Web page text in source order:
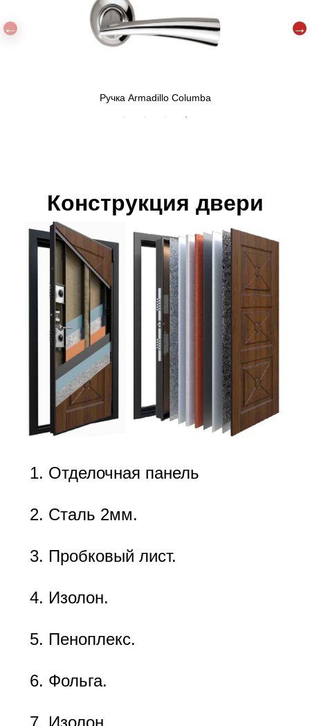
Ручка Armadillo Columba
Конструкция двери
Отделочная панель
Сталь 2мм.
Пробковый лист.
Изолон.
Пеноплекс.
Фольга.
Изолон.